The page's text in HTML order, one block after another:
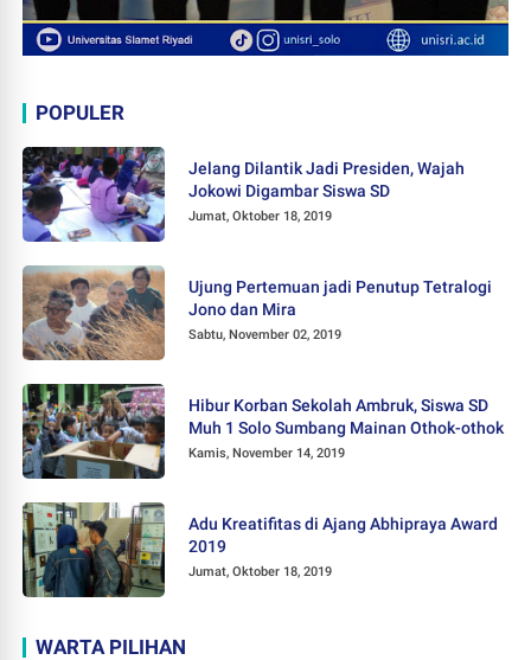
POPULER
Jelang Dilantik Jadi Presiden, Wajah
Jokowi Digambar Siswa SD
Jumat, Oktober 18, 2019
Ujung Pertemuan jadi Penutup Tetralogi
Jono dan Mira
Sabtu, November 02, 2019
Hibur Korban Sekolah Ambruk, Siswa SD
Muh 1 Solo Sumbang Mainan Othok-othok
Kamis, November 14, 2019
Adu Kreatifitas di Ajang Abhipraya Award
2019
Jumat, Oktober 18, 2019
WARTA PILIHAN